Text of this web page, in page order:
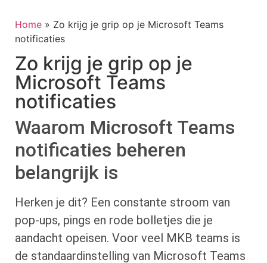
Home » Zo krijg je grip op je Microsoft Teams
notificaties
Zo krijg je grip op je
Microsoft Teams
notificaties
Waarom Microsoft Teams
notificaties beheren
belangrijk is
Herken je dit? Een constante stroom van
pop-ups, pings en rode bolletjes die je
aandacht opeisen. Voor veel MKB teams is
de standaardinstelling van Microsoft Teams